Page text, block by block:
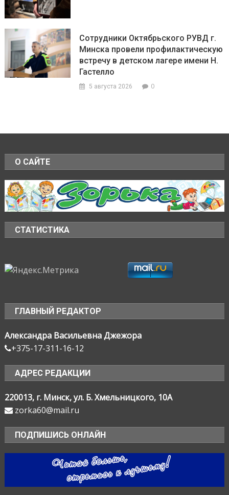
Сотрудники Октябрьского РУВД г.
Минска провели профилактическую
встречу в детском лагере имени Н.
Гастелло
5 августа 2026 0
О САЙТЕ
СТАТИСТИКА
ГЛАВНЫЙ РЕДАКТОР
Александра Васильевна Джежора
+375-17-311-16-12
АДРЕС РЕДАКЦИИ
220013, г. Минск, ул. Б. Хмельницкого, 10А
zorka60@mail.ru
ПОДПИШИСЬ ОНЛАЙН